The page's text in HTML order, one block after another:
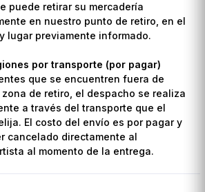
puede retirar su mercadería
en nuestro punto de retiro, en el
lugar previamente informado.
por transporte (por pagar)
que se encuentren fuera de
de retiro, el despacho se realiza
a través del transporte que el
El costo del envío es por pagar y
cancelado directamente al
al momento de la entrega.